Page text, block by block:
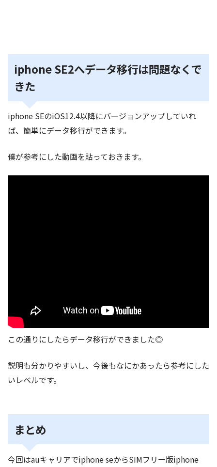
iphone SE2へデータ移行は問題なくで
きた
iphone SEのiOS12.4以降にバージョンアップしていれ
ば、簡単にデータ移行ができます。
僕が参考にした動画を貼っておきます。
この通りにしたらデータ移行ができました◎
説明も分かりやすいし、今後もなにかあったら参考にした
いレベルです。
まとめ
今回はauキャリアでiphone seからSIMフリー版iphone